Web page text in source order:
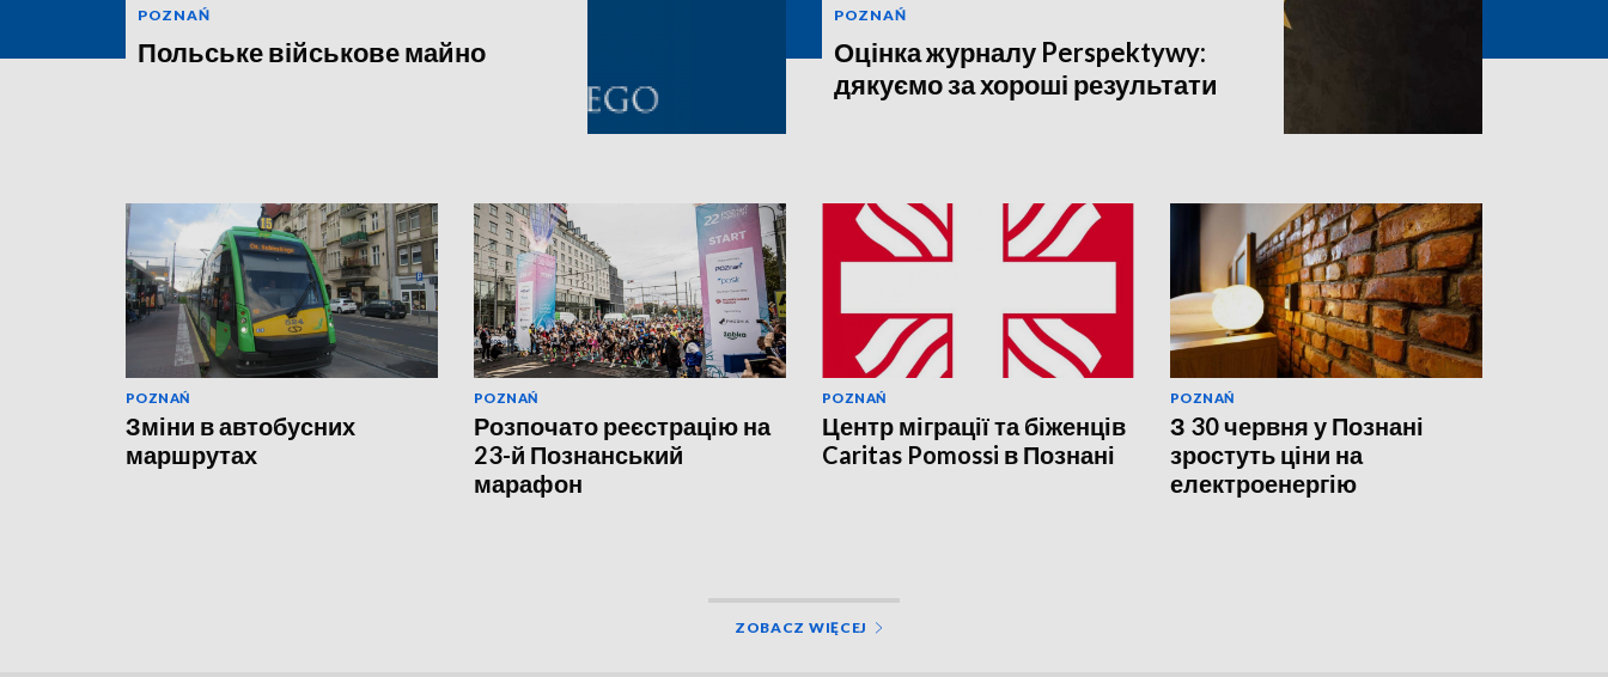
POZNAŃ
Польське військове майно
POZNAŃ
Оцінка журналу Perspektywy:
дякуємо за хороші результати
POZNAŃ
Зміни в автобусних
маршрутах
POZNAŃ
Розпочато реєстрацію на
23-й Познанський
марафон
POZNAŃ
Центр міграції та біженців
Caritas Pomossi в Познані
POZNAŃ
З 30 червня у Познані
зростуть ціни на
електроенергію
ZOBACZ WIĘCEJ